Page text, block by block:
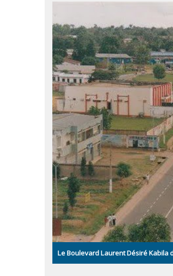
Le Boulevard Laurent Désiré Kabila